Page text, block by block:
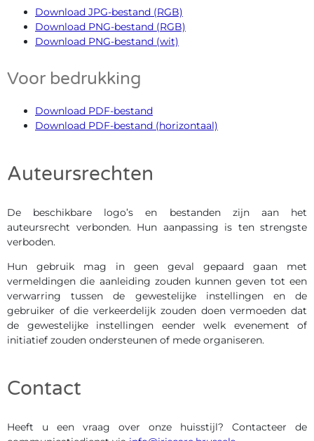
Download JPG-bestand (RGB)
Download PNG-bestand (RGB)
Download PNG-bestand (wit)
Voor bedrukking
Download PDF-bestand
Download PDF-bestand (horizontaal)
Auteursrechten
De beschikbare logo’s en bestanden zijn aan het
auteursrecht verbonden. Hun aanpassing is ten strengste
verboden.
Hun gebruik mag in geen geval gepaard gaan met
vermeldingen die aanleiding zouden kunnen geven tot een
verwarring tussen de gewestelijke instellingen en de
gebruiker of die verkeerdelijk zouden doen vermoeden dat
de gewestelijke instellingen eender welk evenement of
initiatief zouden ondersteunen of mede organiseren.
Contact
Heeft u een vraag over onze huisstijl? Contacteer de